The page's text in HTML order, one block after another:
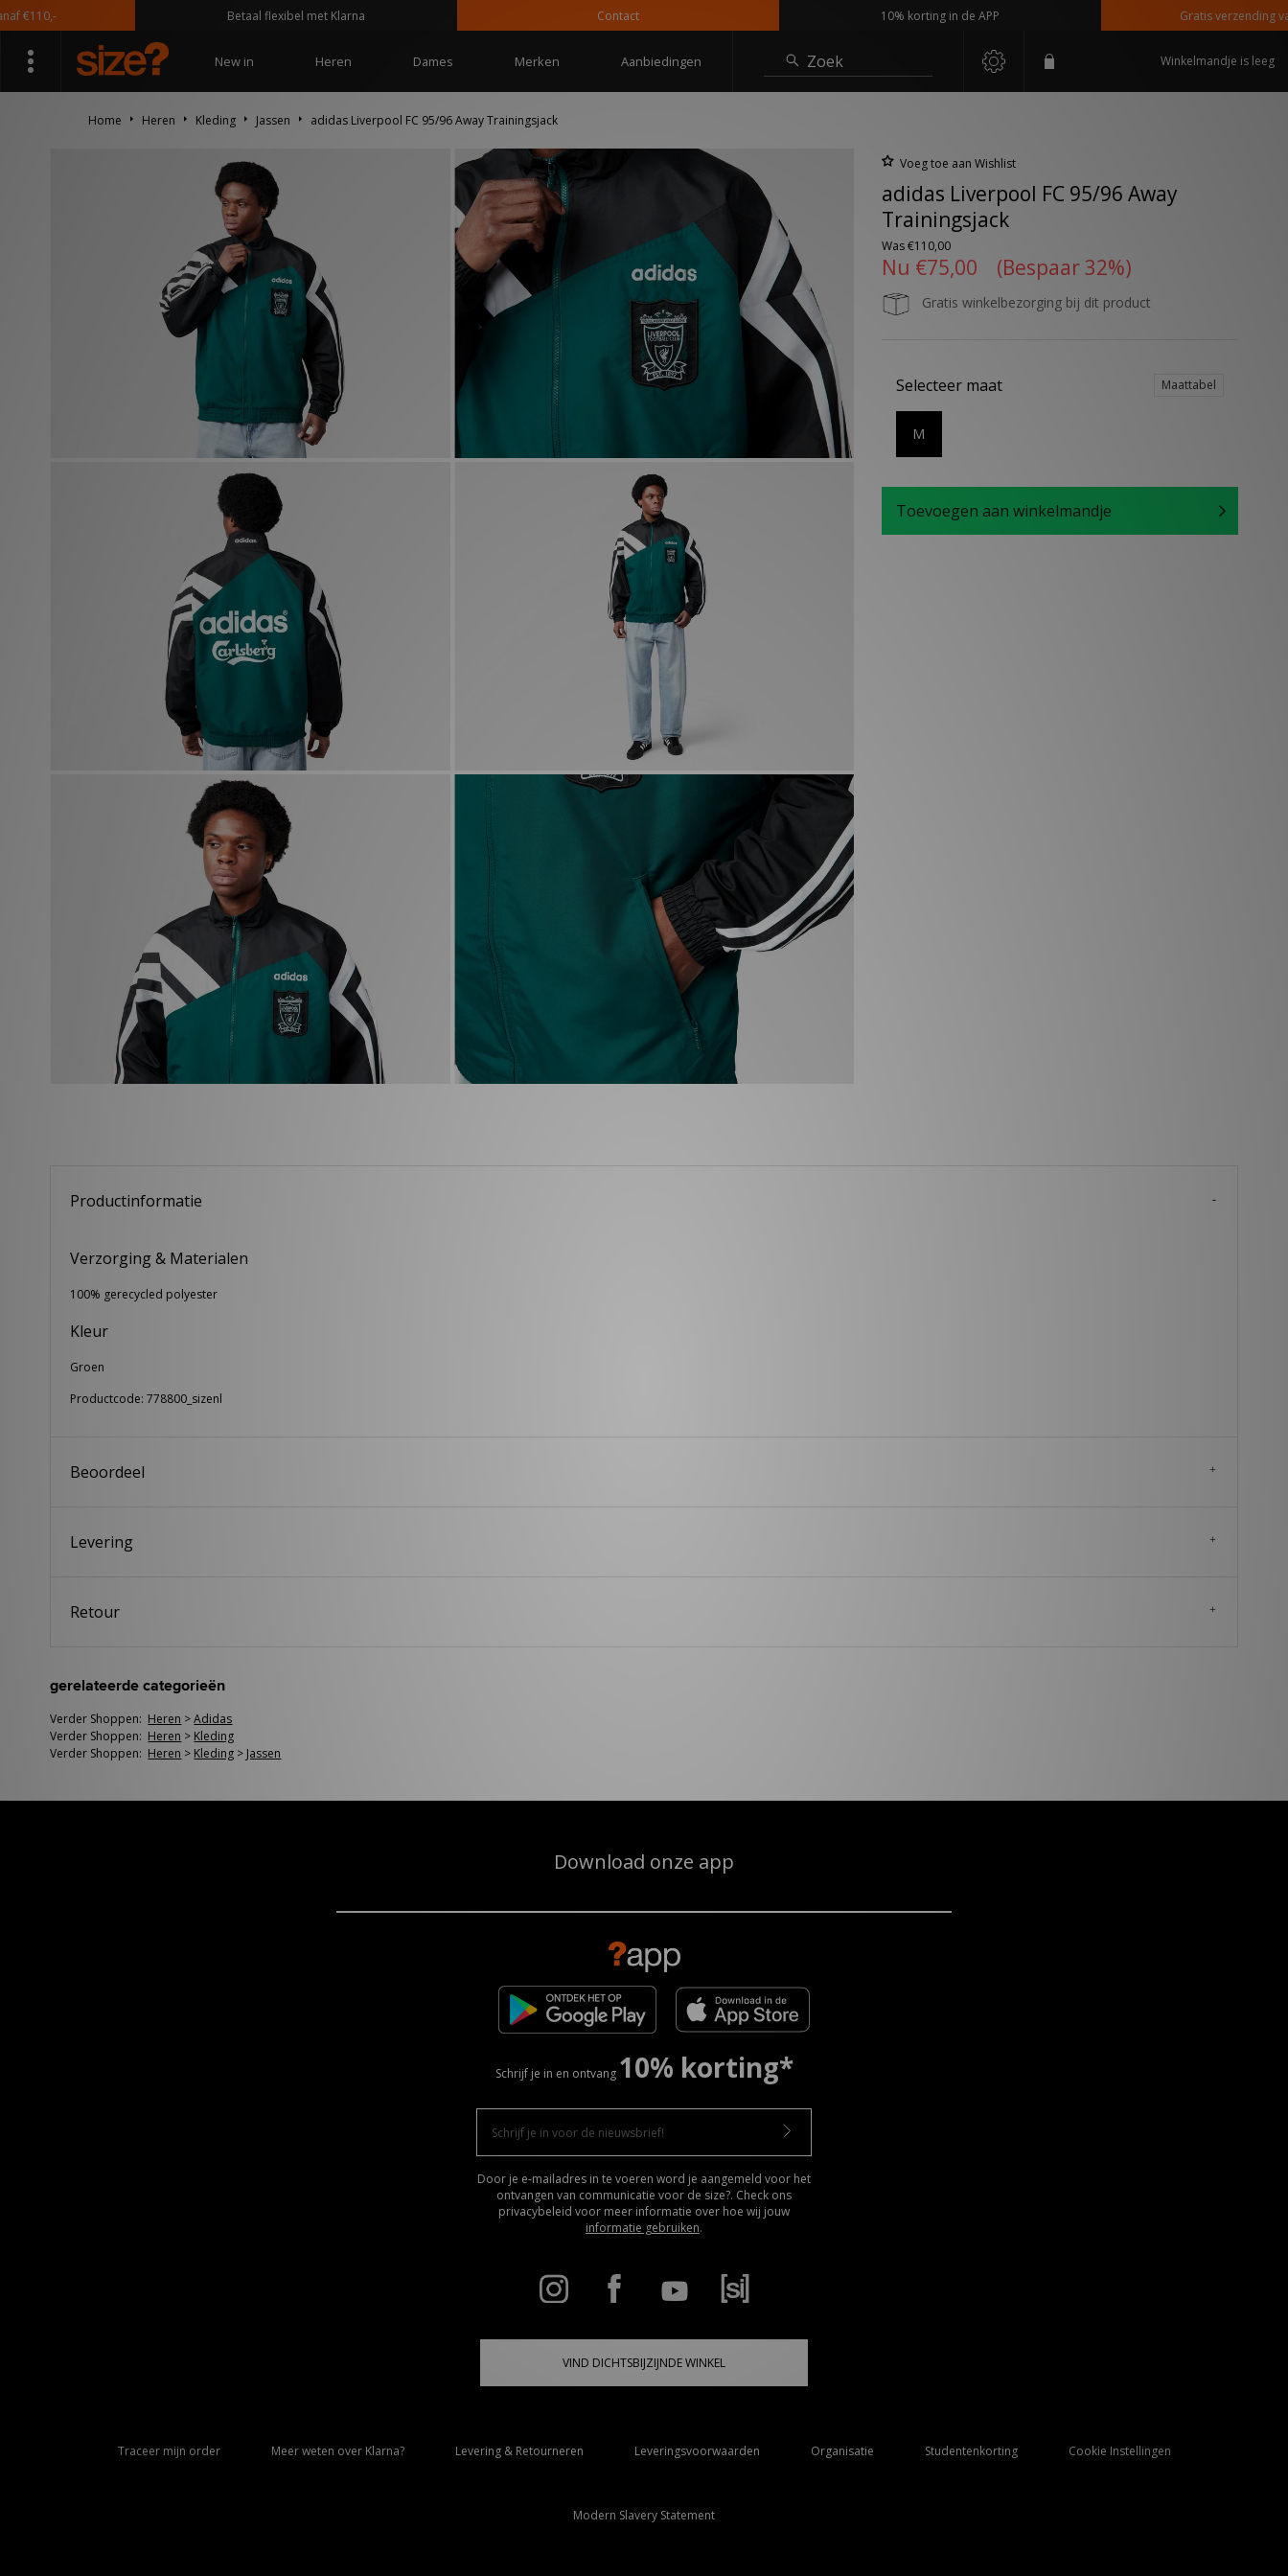
Betaal flexibel met Klarna Contact 10% korting in de APP Gratis verzending vanaf
New in Heren Dames Merken Aanbiedingen Zoek Winkelmandje is leeg
Home Heren Kleding Jassen adidas Liverpool FC 95/96 Away Trainingsjack
Voeg toe aan Wishlist
adidas Liverpool FC 95/96 Away
Trainingsjack
Was€110,00
Nu €75,00 (Bespaar 32%)
Gratis winkelbezorging bij dit product
Selecteer maat Maattabel
M
Toevoegen aan winkelmandje
Productinformatie
Verzorging & Materialen
100% gerecycled polyester
Kleur
Groen
Productcode: 778800_sizenl
Beoordeel
Levering
Retour
gerelateerde categorieën
Verder Shoppen: Heren >Adidas
Verder Shoppen: Heren > Kleding
Verder Shoppen: Heren > Kleding > Jassen
Download onze app
Schrijf je in en ontvang 10% korting*
Door je e-mailadres in te voeren word je aangemeld voor het
ontvangen van communicatie voor de size?. Check ons
privacybeleid voor meer informatie over hoe wij jouw
informatie gebruiken.
VIND DICHTSBIJZIJNDE WINKEL
Traceer mijn order Meer weten over Klarna? Levering & Retourneren Leveringsvoorwaarden Organisatie Studentenkorting Cookie Instellingen
Modern Slavery Statement